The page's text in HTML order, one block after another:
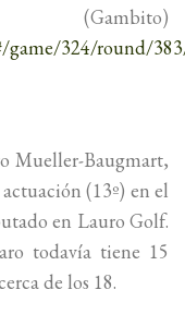
324/round/
Mueller-Baugmart,
(13º) en el
en Lauro Golf.
todavía tiene 15
de los 18.